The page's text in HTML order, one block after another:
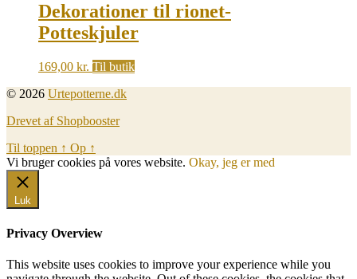
Dekorationer til rionet-
Potteskjuler
169,00 kr. Til butik
© 2026 Urtepotterne.dk
Drevet af Shopbooster
Til toppen ↑ Op ↑
Vi bruger cookies på vores website. Okay, jeg er med
Luk
Privacy Overview
This website uses cookies to improve your experience while you